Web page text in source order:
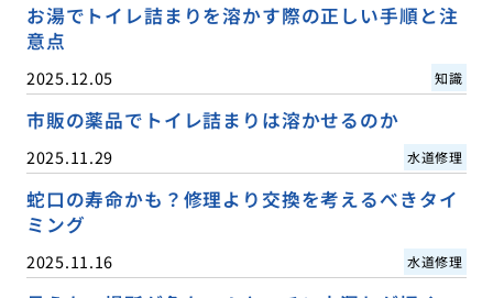
お湯でトイレ詰まりを溶かす際の正しい手順と注
意点
2025.12.05 知識
市販の薬品でトイレ詰まりは溶かせるのか
2025.11.29 水道修理
蛇口の寿命かも？修理より交換を考えるべきタイ
ミング
2025.11.16 水道修理